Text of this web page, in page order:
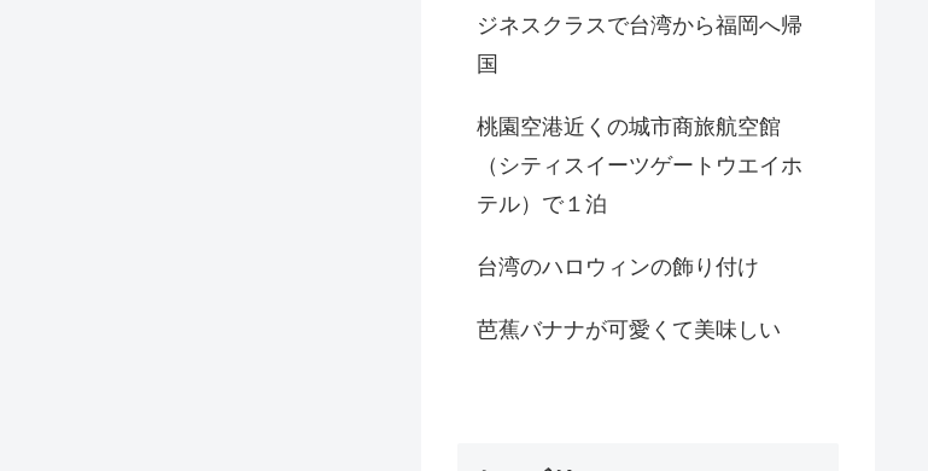
ジネスクラスで台湾から福岡へ帰
国
桃園空港近くの城市商旅航空館
（シティスイーツゲートウエイホ
テル）で１泊
台湾のハロウィンの飾り付け
芭蕉バナナが可愛くて美味しい